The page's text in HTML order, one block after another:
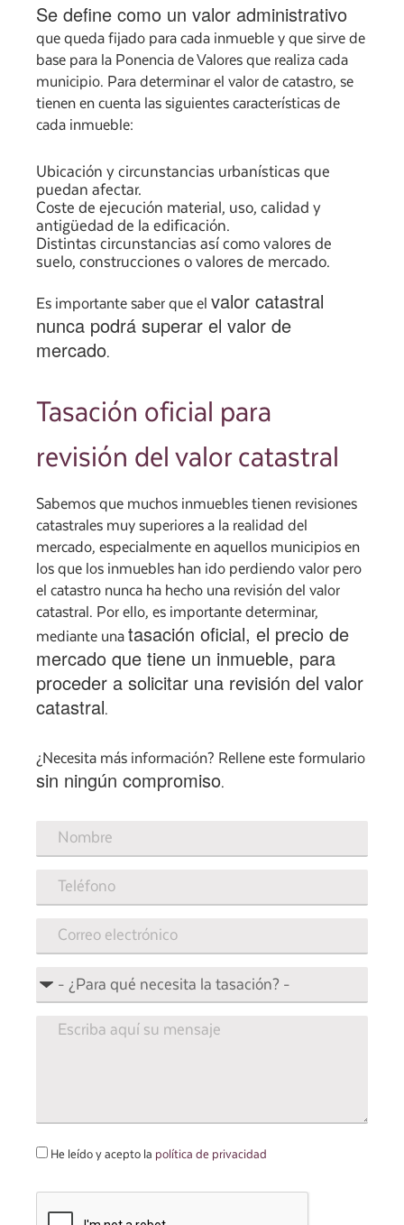
Se define como un valor administrativo
que queda fijado para cada inmueble y que sirve de
base para la Ponencia de Valores que realiza cada
municipio. Para determinar el valor de catastro, se
tienen en cuenta las siguientes características de
cada inmueble:
Ubicación y circunstancias urbanísticas que
puedan afectar.
Coste de ejecución material, uso, calidad y
antigüedad de la edificación.
Distintas circunstancias así como valores de
suelo, construcciones o valores de mercado.
Es importante saber que elvalor catastral
nunca podrá superar el valor de
mercado.
Tasación oficial para
revisión del valor catastral
Sabemos que muchos inmuebles tienen revisiones
catastrales muy superiores a la realidad del
mercado, especialmente en aquellos municipios en
los que los inmuebles han ido perdiendo valor pero
el catastro nunca ha hecho una revisión del valor
catastral. Por ello, es importante determinar,
mediante unatasación oficial, el precio de
mercado que tiene un inmueble, para
proceder a solicitar una revisión del valor
catastral.
¿Necesita más información? Rellene este formulario
sin ningún compromiso.
He leído y acepto la política de privacidad